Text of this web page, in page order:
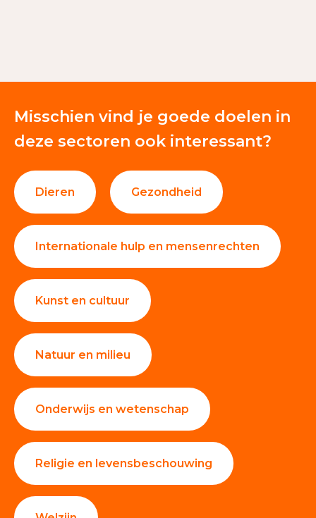
Eigen loterijen en prijsvragen
(etc.)
5%
Misschien vind je goede doelen in
deze sectoren ook interessant?
Dieren Gezondheid
Internationale hulp en mensenrechten
Kunst en cultuur
Natuur en milieu
Onderwijs en wetenschap
Religie en levensbeschouwing